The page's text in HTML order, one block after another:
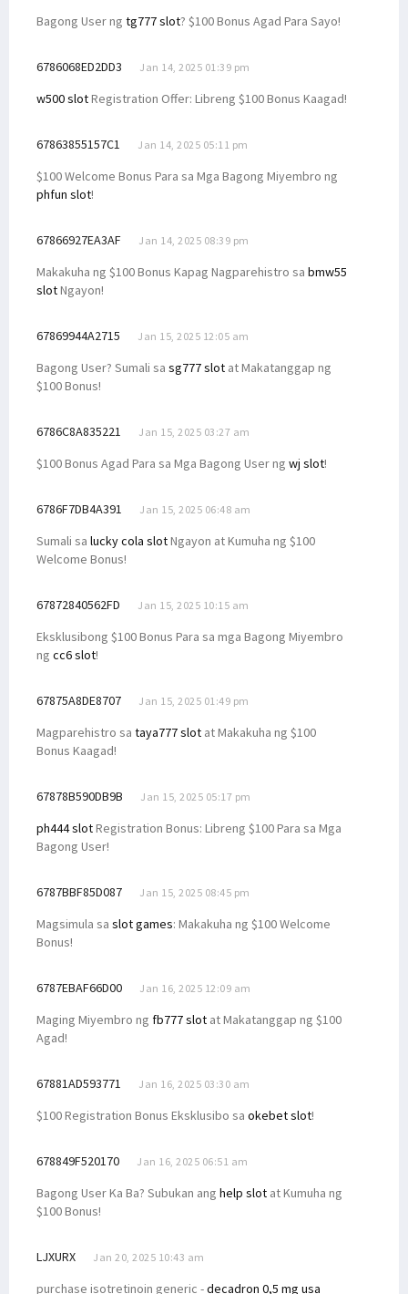
Bagong User ng tg777 slot? $100 Bonus Agad Para Sayo!
6786068ED2DD3 Jan 14, 2025 01:39 pm
w500 slotRegistration Offer: Libreng $100 Bonus Kaagad!
67863855157C1 Jan 14, 2025 05:11 pm
$100 Welcome Bonus Para sa Mga Bagong Miyembro ng
phfun slot!
67866927EA3AF Jan 14, 2025 08:39 pm
Makakuha ng $100 Bonus Kapag Nagparehistro sa bmw55
slotNgayon!
67869944A2715 Jan 15, 2025 12:05 am
Bagong User? Sumali sa sg777 slot at Makatanggap ng
$100 Bonus!
6786C8A835221 Jan 15, 2025 03:27 am
$100 Bonus Agad Para sa Mga Bagong User ng wj slot!
6786F7DB4A391 Jan 15, 2025 06:48 am
Sumali sa lucky cola slotNgayon at Kumuha ng $100
Welcome Bonus!
67872840562FD Jan 15, 2025 10:15 am
Eksklusibong $100 Bonus Para sa mga Bagong Miyembro
ng cc6 slot!
67875A8DE8707 Jan 15, 2025 01:49 pm
Magparehistro sa taya777 slot at Makakuha ng $100
Bonus Kaagad!
67878B590DB9B Jan 15, 2025 05:17 pm
ph444 slotRegistration Bonus: Libreng $100 Para sa Mga
Bagong User!
6787BBF85D087 Jan 15, 2025 08:45 pm
Magsimula sa slot games: Makakuha ng $100 Welcome
Bonus!
6787EBAF66D00 Jan 16, 2025 12:09 am
Maging Miyembro ng fb777 slot at Makatanggap ng $100
Agad!
67881AD593771 Jan 16, 2025 03:30 am
$100 Registration Bonus Eksklusibo sa okebet slot!
678849F520170 Jan 16, 2025 06:51 am
Bagong User Ka Ba? Subukan ang help slot at Kumuha ng
$100 Bonus!
LJXURX Jan 20, 2025 10:43 am
purchase isotretinoin generic -decadron 0,5 mg usa